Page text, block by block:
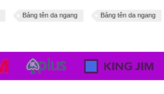
Bảng tên da ngang Bảng tên da ngang